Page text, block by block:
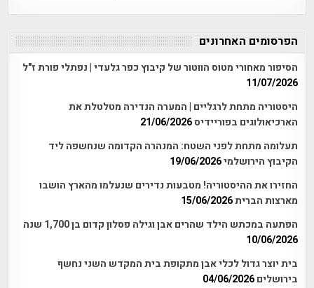
הפרסומים האחרונים
הסיפור מאחורי מטוס הווטור של קיבוץ כפר גלעדי | נפתלי פורת ז"ל
11/07/2026
היסטוריה מתחת לרגליים | המערה הנדירה מטלטלת את
הארכיאולוגים בפוריידיס21/06/2026
תעלומה מתחת לפני השטח: המנהרה הקדומה שנחשפה ליד
הקיבוץ הירושלמי19/06/2026
החזירו את ההיסטוריה! מטבעות נדירים שנעלמו מהארץ הושבו
מארצות הברית15/06/2026
הפתעה במכתש הילד שהרים אבן וגילה פסלון קדום בן 1,700 שנה
10/06/2026
בית יוצר גדול לכלי אבן מתקופת בית המקדש השני נחשף
בירושלים 04/06/2026